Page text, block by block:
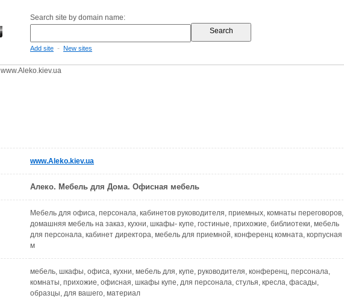
Search site by domain name:
Add site - New sites
www.Aleko.kiev.ua
www.Aleko.kiev.ua
Алеко. Мебель для Дома. Офисная мебель
Мебель для офиса, персонала, кабинетов руководителя, приемных, комнаты переговоров,
домашняя мебель на заказ, кухни, шкафы- купе, гостиные, прихожие, библиотеки, мебель
для персонала, кабинет директора, мебель для приемной, конференц комната, корпусная
м
мебель, шкафы, офиса, кухни, мебель для, купе, руководителя, конференц, персонала,
комнаты, прихожие, офисная, шкафы купе, для персонала, стулья, кресла, фасады,
образцы, для вашего, материал